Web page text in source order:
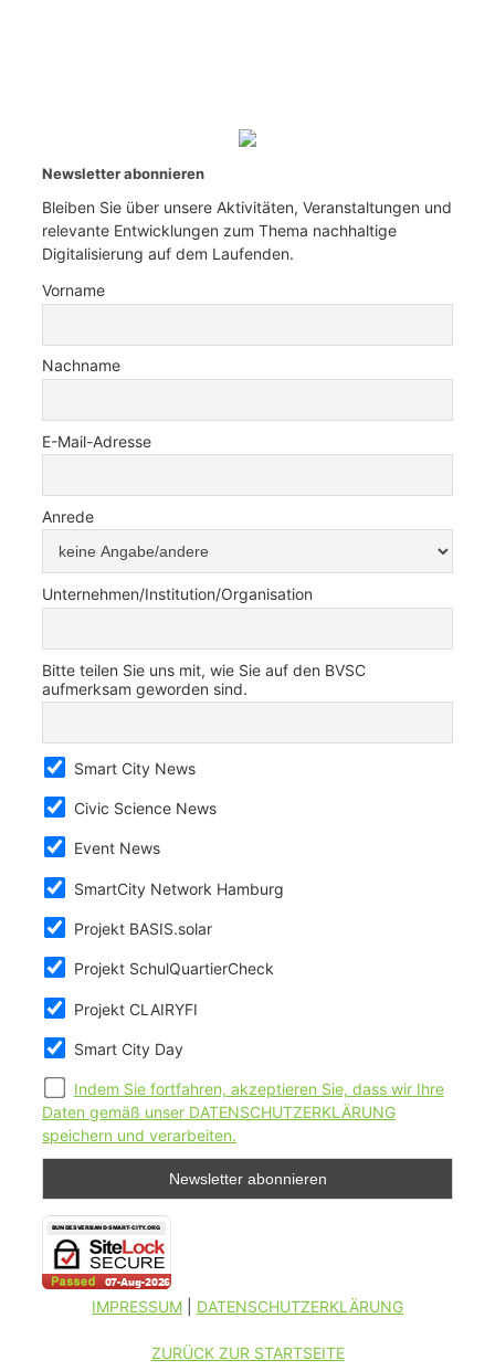
Newsletter abonnieren
Bleiben Sie über unsere Aktivitäten, Veranstaltungen und
relevante Entwicklungen zum Thema nachhaltige
Digitalisierung auf dem Laufenden.
Vorname
Nachname
E-Mail-Adresse
Anrede
Unternehmen/Institution/Organisation
Bitte teilen Sie uns mit, wie Sie auf den BVSC
aufmerksam geworden sind.
Smart City News
Civic Science News
Event News
SmartCity Network Hamburg
Projekt BASIS.solar
Projekt SchulQuartierCheck
Projekt CLAIRYFI
Smart City Day
Indem Sie fortfahren, akzeptieren Sie, dass wir Ihre
Daten gemäß unser DATENSCHUTZERKLÄRUNG
speichern und verarbeiten.
IMPRESSUM DATENSCHUTZERKLÄRUNG
ZURÜCK ZUR STARTSEITE